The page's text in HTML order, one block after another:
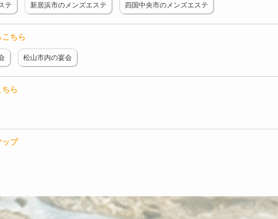
テ 新居浜市のメンズエステ 四国中央市のメンズエステ
ちら
松山市内の宴会
ら
ップ